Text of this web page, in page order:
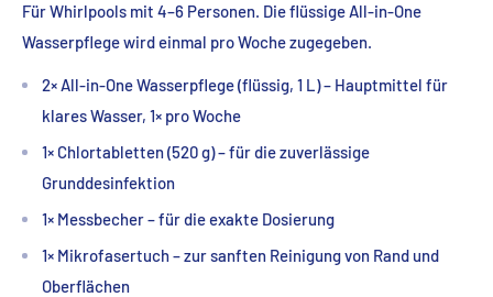
Für Whirlpools mit 4–6 Personen. Die flüssige All-in-One
Wasserpflege wird einmal pro Woche zugegeben.
2× All-in-One Wasserpflege (flüssig, 1 L) – Hauptmittel für
klares Wasser, 1× pro Woche
1× Chlortabletten (520 g) – für die zuverlässige
Grunddesinfektion
1× Messbecher – für die exakte Dosierung
1× Mikrofasertuch – zur sanften Reinigung von Rand und
Oberflächen